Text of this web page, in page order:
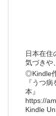
日本在住
気づきや
◎Kindle
『うつ
本』
https://
Kindle